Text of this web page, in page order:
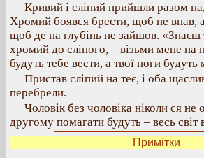
Кривий і сліпий прийшли разом
Хромий боявся брести, щоб не впав,
щоб де на глубінь не зайшов. «Знаєш
хромий до сліпого, – візьми мене на
будуть тебе вести, а твої ноги будуть
Пристав сліпий на теє, і оба
перебрели.
Чоловік без чоловіка ніколи ся не
другому помагати будуть – весь світ
Примітки